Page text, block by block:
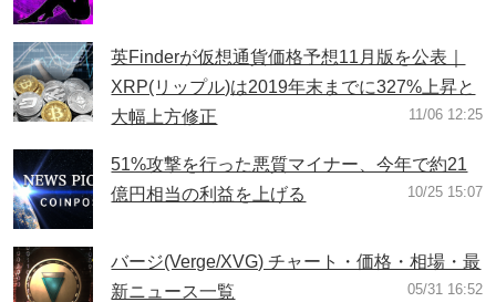
英Finderが仮想通貨価格予想11月版を公表｜
XRP(リップル)は2019年末までに327%上昇と
大幅上方修正
11/06 12:25
51%攻撃を行った悪質マイナー、今年で約21
億円相当の利益を上げる
10/25 15:07
バージ(Verge/XVG) チャート・価格・相場・最
新ニュース一覧
05/31 16:52